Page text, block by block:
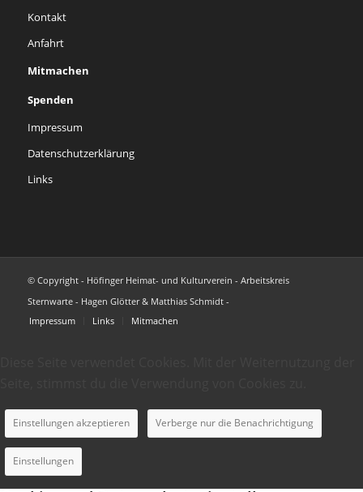
Kontakt
Anfahrt
Mitmachen
Spenden
Impressum
Datenschutzerklärung
Links
© Copyright - Höfinger Heimat- und Kulturverein - Arbeitskreis
Sternwarte - Hagen Glötter & Matthias Schmidt -
Impressum
Links Mitmachen
Einstellungen akzeptieren Verberge nur die Benachrichtigung
Einstellungen